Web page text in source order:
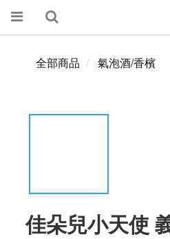
全部商品 氣泡酒/香檳
佳朵兒小天使